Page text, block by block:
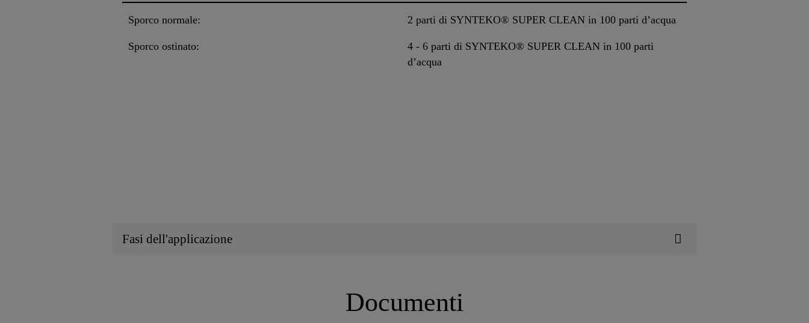
Sporco normale: 2 parti di SYNTEKO® SUPER CLEAN in 100 parti d’acqua
Sporco ostinato:
4 - 6 parti di SYNTEKO® SUPER CLEAN in 100 parti
d’acqua
Fasi dell'applicazione
Documenti